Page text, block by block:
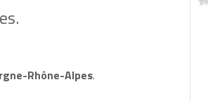
Rhône-Alpes.